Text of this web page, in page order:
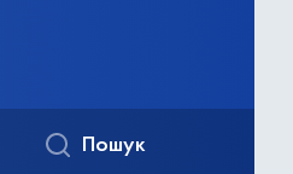
Пошук